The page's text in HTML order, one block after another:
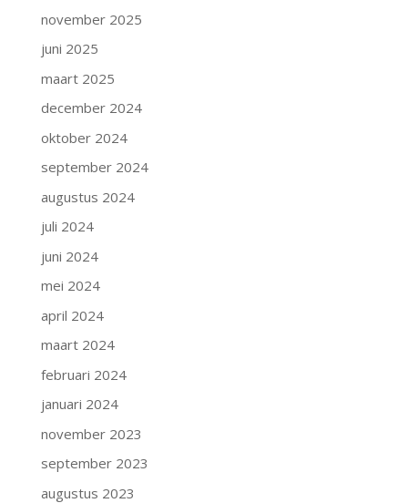
november 2025
juni 2025
maart 2025
december 2024
oktober 2024
september 2024
augustus 2024
juli 2024
juni 2024
mei 2024
april 2024
maart 2024
februari 2024
januari 2024
november 2023
september 2023
augustus 2023